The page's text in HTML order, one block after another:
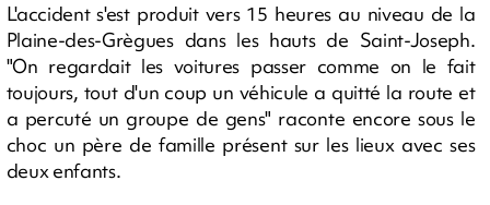
L'accident s'est produit vers 15 heures au niveau de la
Plaine-des-Grègues dans les hauts de Saint-Joseph.
"On regardait les voitures passer comme on le fait
toujours, tout d'un coup un véhicule a quitté la route et
a percuté un groupe de gens" raconte encore sous le
choc un père de famille présent sur les lieux avec ses
deux enfants.